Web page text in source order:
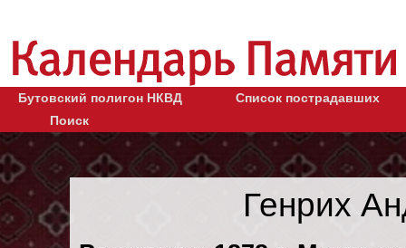
Бутовский полигон НКВД
Список пострадавших
Поиск
Генрих